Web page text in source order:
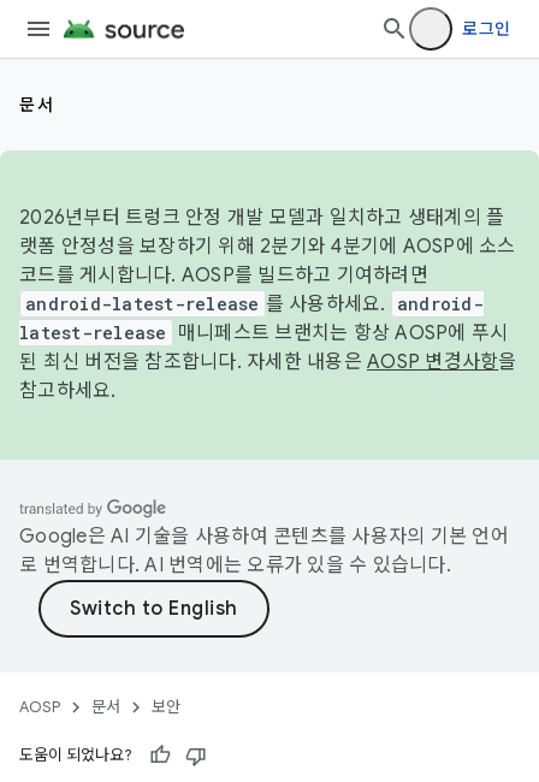
로그인
문서
2026년부터 트렁크 안정 개발 모델과 일치하고 생태계의 플
랫폼 안정성을 보장하기 위해 2분기와 4분기에 AOSP에 소스
코드를 게시합니다. AOSP를 빌드하고 기여하려면
android-latest-release 를 사용하세요.
android-
latest-release
매니페스트 브랜치는 항상 AOSP에 푸시
된 최신 버전을 참조합니다. 자세한 내용은 AOSP 변경사항을
참고하세요.
Google은 AI 기술을 사용하여 콘텐츠를 사용자의 기본 언어
로 번역합니다. AI 번역에는 오류가 있을 수 있습니다.
AOSP 문서 보안
도움이 되었나요?